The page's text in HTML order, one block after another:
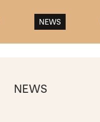
NEWS
NEWS